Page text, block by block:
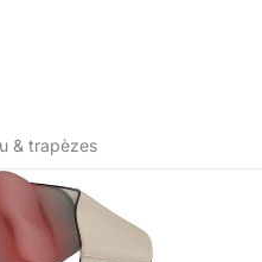
& trapèzes